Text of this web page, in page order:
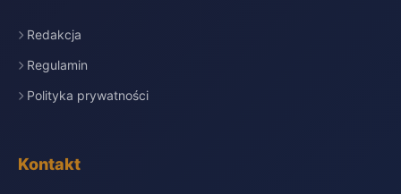
Redakcja
Regulamin
Polityka prywatności
Kontakt